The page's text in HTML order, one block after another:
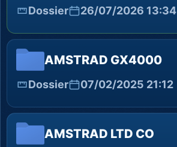
Dossier 26/07/2026 13:34
AMSTRAD GX4000
Dossier 07/02/2025 21:12
AMSTRAD LTD CO